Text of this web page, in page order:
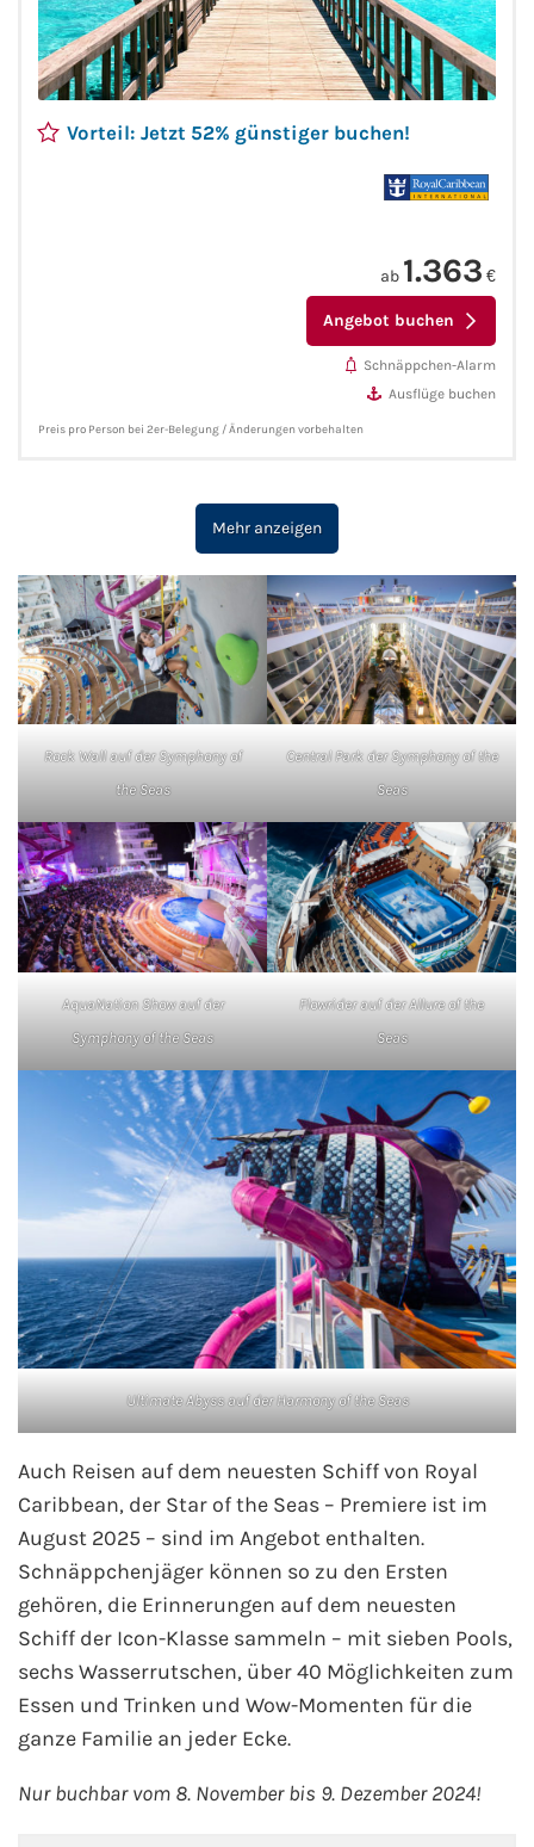
Vorteil: Jetzt 52% günstiger buchen!
ab 1.363 €
Angebot buchen
Schnäppchen-Alarm
Ausflüge buchen
Preis pro Person bei 2er-Belegung / Änderungen vorbehalten
Mehr anzeigen
Rock Wall auf der Symphony of
the Seas
Central Park der Symphony of the
Seas
AquaNation Show auf der
Symphony of the Seas
Flowrider auf der Allure of the
Seas
Ultimate Abyss auf der Harmony of the Seas
Auch Reisen auf dem neuesten Schiff von Royal
Caribbean, der Star of the Seas – Premiere ist im
August 2025 – sind im Angebot enthalten.
Schnäppchenjäger können so zu den Ersten
gehören, die Erinnerungen auf dem neuesten
Schiff der Icon-Klasse sammeln – mit sieben Pools,
sechs Wasserrutschen, über 40 Möglichkeiten zum
Essen und Trinken und Wow-Momenten für die
ganze Familie an jeder Ecke.
Nur buchbar vom 8. November bis 9. Dezember 2024!